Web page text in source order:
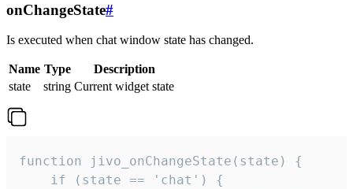
onChangeState#
Is executed when chat window state has changed.
Name Type
Description
state
string Current widget state
function jivo_onChangeState(state) {
    if (state == 'chat') {